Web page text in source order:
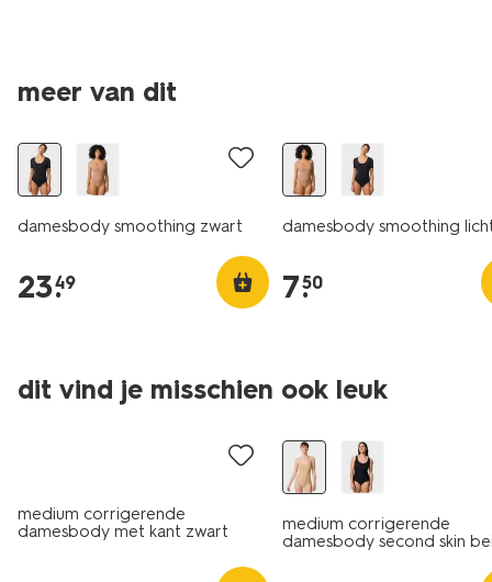
meer van dit
damesbody smoothing zwart
23.
49
damesbody smoothing
7.
50
dit vind je misschien ook leuk
medium corrigerende
damesbody met kant zwart
medium corrigerende
damesbody second skin